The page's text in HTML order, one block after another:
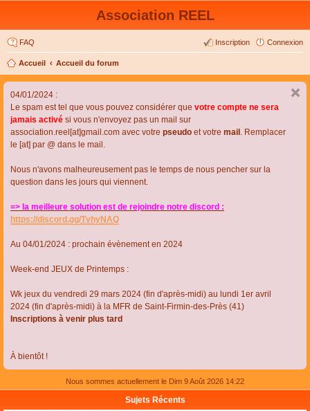
Association REEL
FAQ Connexion
Inscription
Accueil Accueil du forum
04/01/2024 :
Le spam est tel que vous pouvez considérer que votre compte ne sera
jamais activé si vous n'envoyez pas un mail sur
association.reel[at]gmail.com avec votre pseudo et votre mail . Remplacer
le [at] par @ dans le mail.
Nous n'avons malheureusement pas le temps de nous pencher sur la
question dans les jours qui viennent.
=> la meilleure solution est de rejoindre notre discord :
https://discord.gg/TvhyNAQ
Au 04/01/2024 : prochain évènement en 2024
Week-end JEUX de Printemps :
Wk jeux du vendredi 29 mars 2024 (fin d'après-midi) au lundi 1er avril
2024 (fin d'après-midi) à la MFR de Saint-Firmin-des-Près (41)
Inscriptions à venir plus tard
À bientôt !
Nous sommes actuellement le Dim 9 Août 2026 14:22
Sujets Récents